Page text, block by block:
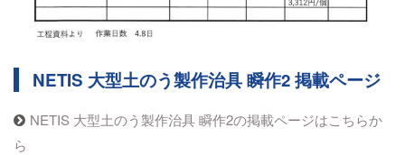
NETIS 大型土のう製作治具 瞬作2 掲載ページ
NETIS 大型土のう製作治具 瞬作2の掲載ページはこちらか
ら